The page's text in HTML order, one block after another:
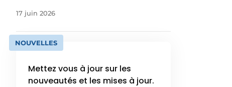
17 juin 2026
NOUVELLES
Mettez vous à jour sur les
nouveautés et les mises à jour.